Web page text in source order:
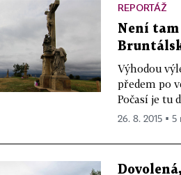
REPORTÁŽ
Není tam
Výhodou
předem po
Počasí je tu
26. 8. 2015 ▪